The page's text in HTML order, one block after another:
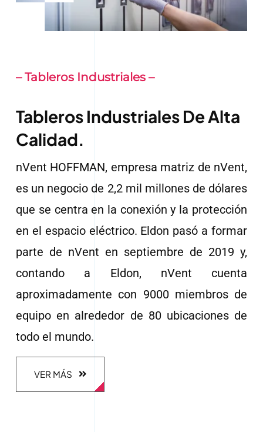
– Tableros Industriales –
Tableros Industriales De Alta
Calidad.
nVent HOFFMAN, empresa matriz de nVent,
es un negocio de 2,2 mil millones de dólares
que se centra en la conexión y la protección
en el espacio eléctrico. Eldon pasó a formar
parte de nVent en septiembre de 2019 y,
contando a Eldon, nVent cuenta
aproximadamente con 9000 miembros de
equipo en alrededor de 80 ubicaciones de
todo el mundo.
VER MÁS